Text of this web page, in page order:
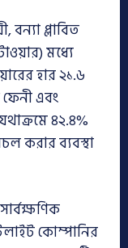
প্লাবিত
মধ্যে
হার ২১.৬
ফেনী এবং
৪২.৪%
করার ব্যবস্থা
কোম্পানির